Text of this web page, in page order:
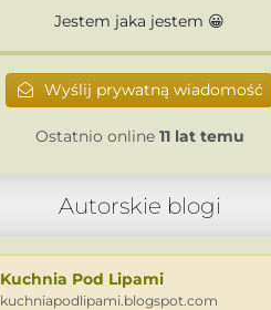
Jestem jaka jestem 😀
Wyślij prywatną wiadomość
Ostatnio online 11 lat temu
Autorskie blogi
Kuchnia Pod Lipami
kuchniapodlipami.blogspot.com